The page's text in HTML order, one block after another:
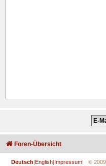
Foren-Übersicht
Deutsch|English|Impressum| © 2009